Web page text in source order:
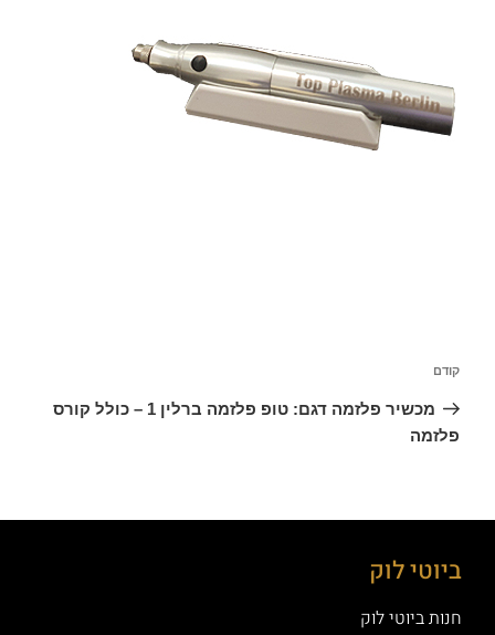
לאפס
את
כל
cached
קודם
מכשיר פלזמה דגם: טופ פלזמה ברלין 1 – כולל קורס
פלזמה
ביוטי לוק
חנות ביוטי לוק